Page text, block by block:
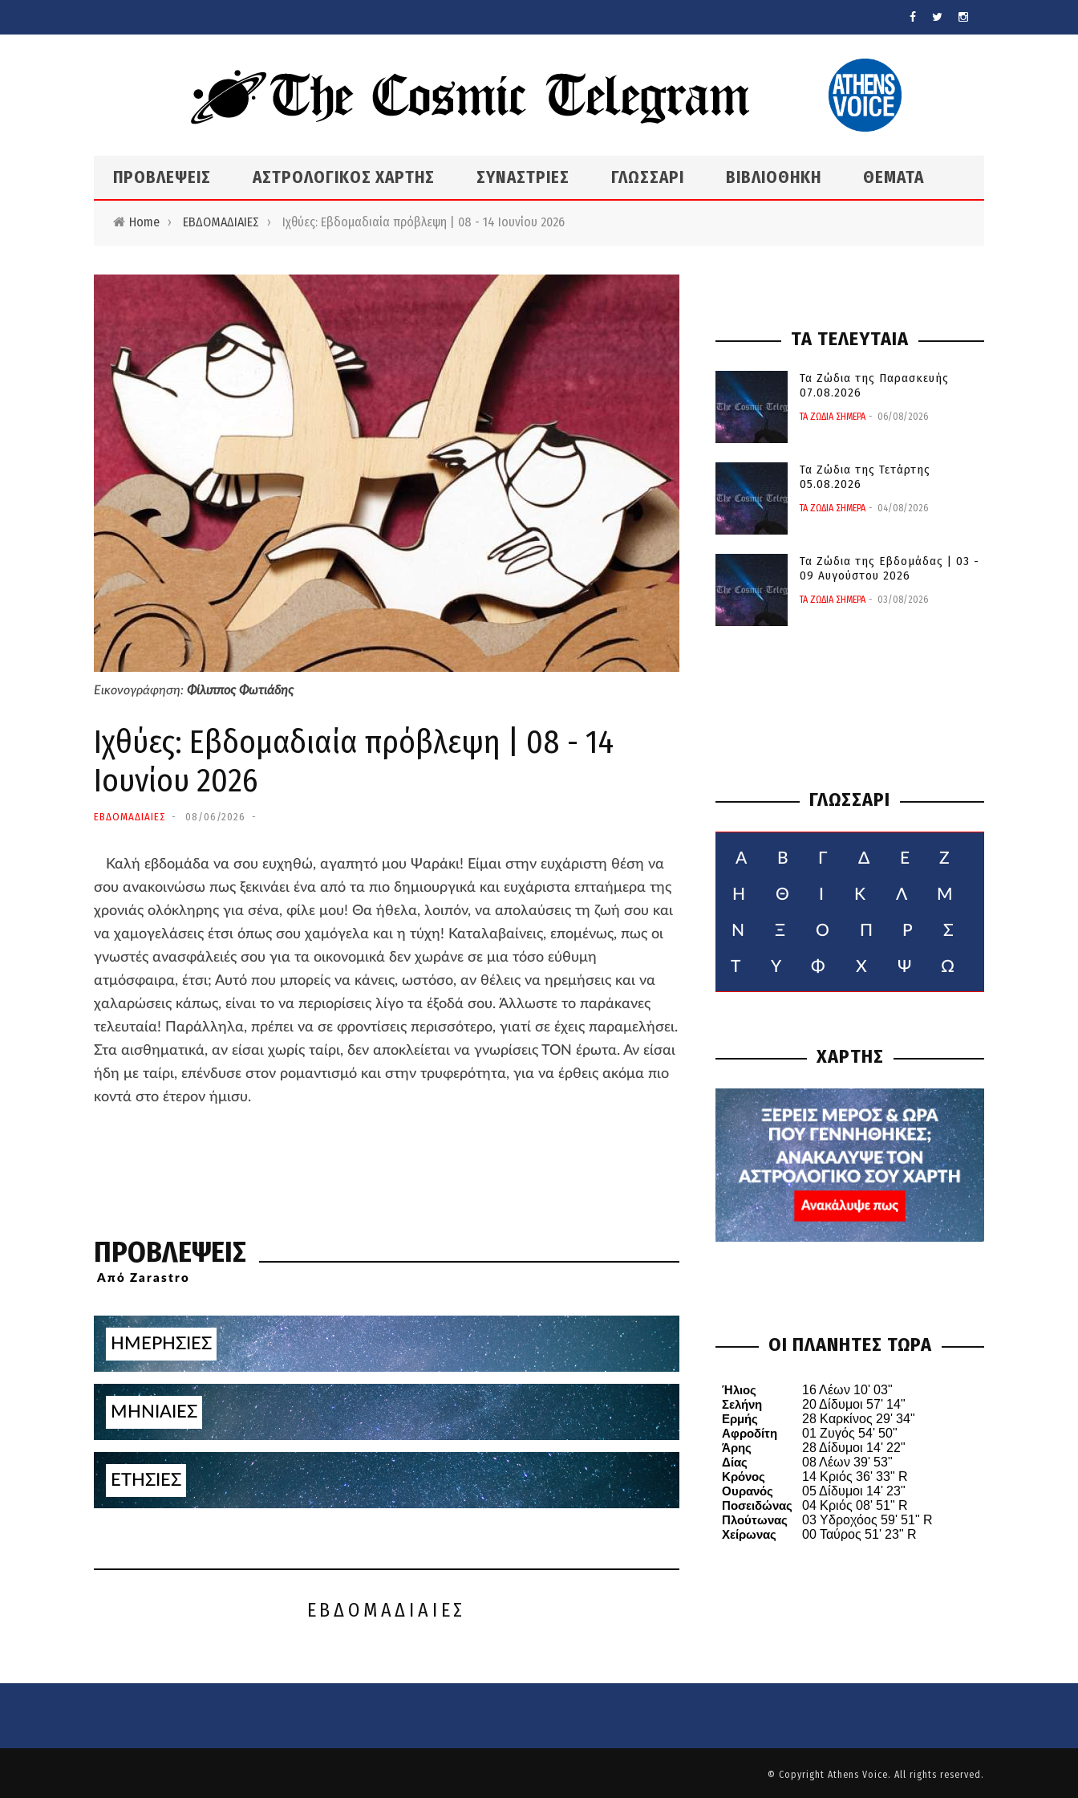
ΠΡΟΒΛΕΨΕΙΣ ΑΣΤΡΟΛΟΓΙΚΟΣ ΧΑΡΤΗΣ ΣΥΝΑΣΤΡΙΕΣ ΓΛΩΣΣΑΡΙ ΒΙΒΛΙΟΘΗΚΗ ΘΕΜΑΤΑ
Home › ΕΒΔΟΜΑΔΙΑΙΕΣ › Ιχθύες: Εβδομαδιαία πρόβλεψη | 08 - 14 Ιουνίου 2026
Εικονογράφηση: Φίλιππος Φωτιάδης
Ιχθύες: Εβδομαδιαία πρόβλεψη | 08 - 14
Ιουνίου 2026
ΕΒΔΟΜΑΔΙΑΙΕΣ 08/06/2026
Καλή εβδομάδα να σου ευχηθώ, αγαπητό μου Ψαράκι! Είμαι στην ευχάριστη θέση να
σου ανακοινώσω πως ξεκινάει ένα από τα πιο δημιουργικά και ευχάριστα επταήμερα της
χρονιάς ολόκληρης για σένα, φίλε μου! Θα ήθελα, λοιπόν, να απολαύσεις τη ζωή σου και
να χαμογελάσεις έτσι όπως σου χαμόγελα και η τύχη! Καταλαβαίνεις, επομένως, πως οι
γνωστές ανασφάλειές σου για τα οικονομικά δεν χωράνε σε μια τόσο εύθυμη
ατμόσφαιρα, έτσι; Αυτό που μπορείς να κάνεις, ωστόσο, αν θέλεις να ηρεμήσεις και να
χαλαρώσεις κάπως, είναι το να περιορίσεις λίγο τα έξοδά σου. Άλλωστε το παράκανες
τελευταία! Παράλληλα, πρέπει να σε φροντίσεις περισσότερο, γιατί σε έχεις παραμελήσει.
Στα αισθηματικά, αν είσαι χωρίς ταίρι, δεν αποκλείεται να γνωρίσεις ΤΟΝ έρωτα. Αν είσαι
ήδη με ταίρι, επένδυσε στον ρομαντισμό και στην τρυφερότητα, για να έρθεις ακόμα πιο
κοντά στο έτερον ήμισυ.
ΠΡΟΒΛΕΨΕΙΣ
Από Zarastro
ΗΜΕΡΗΣΙΕΣ
ΜΗΝΙΑΙΕΣ
ΕΤΗΣΙΕΣ
ΕΒΔΟΜΑΔΙΑΙΕΣ
ΤΑ ΤΕΛΕΥΤΑΙΑ
Τα Ζώδια της Παρασκευής
07.08.2026
ΤΑ ΖΩΔΙΑ ΣΗΜΕΡΑ 06/08/2026
Τα Ζώδια της Τετάρτης
05.08.2026
ΤΑ ΖΩΔΙΑ ΣΗΜΕΡΑ 04/08/2026
Τα Ζώδια της Εβδομάδας | 03 -
09 Αυγούστου 2026
ΤΑ ΖΩΔΙΑ ΣΗΜΕΡΑ 03/08/2026
ΓΛΩΣΣΑΡΙ
Α Β Γ Δ Ε Ζ
Η Θ Κ Λ Μ
Ν Ξ Ο Π Ρ Σ
Τ Υ Φ Χ Ψ Ω
ΧΑΡΤΗΣ
ΟΙ ΠΛΑΝΗΤΕΣ ΤΩΡΑ
© Copyright Athens Voice. All rights reserved.